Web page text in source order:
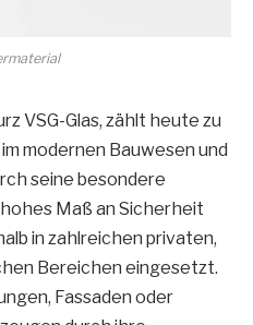
VSG-Glas, zählt heute zu
modernen Bauwesen und
seine besondere
Maß an Sicherheit
in zahlreichen privaten,
Bereichen eingesetzt.
Fassaden oder